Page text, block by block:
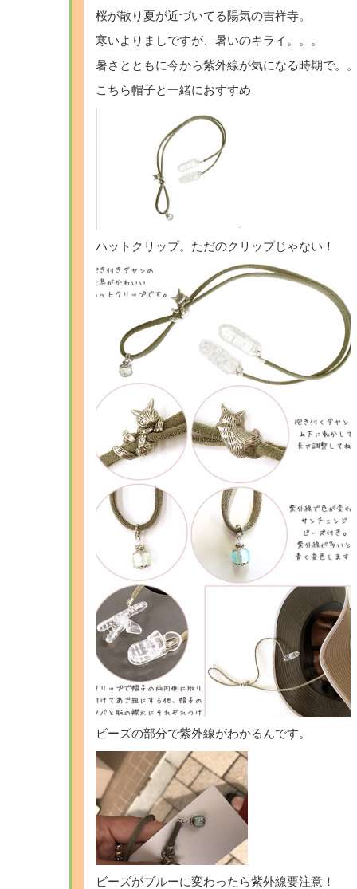
桜が散り夏が近づいてる陽気の吉祥寺。
寒いよりましですが、暑いのキライ。。。
暑さとともに今から紫外線が気になる時期で。
こちら帽子と一緒におすすめ
ハットクリップ。ただのクリップじゃない！
ビーズの部分で紫外線がわかるんです。
ビーズがブルーに変わったら紫外線要注意！